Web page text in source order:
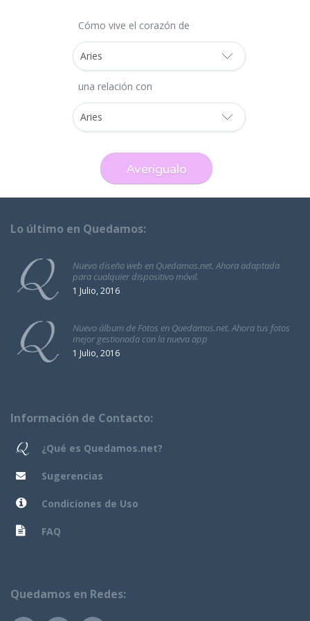
Cómo vive el corazón de
una relación con
Lo último en Quedamos:
Nuevo diseño web en Quedamos.net. Ahora adaptada
para cualquier dispositivo móvil.
1 Julio, 2016
Nuevo álbum de Fotos en Quedamos.net. Ahora tus fotos
mejor gestionada con la nueva app
1 Julio, 2016
Información de Contacto:
¿Qué es Quedamos.net?
Sugerencias
Condiciones de Uso
FAQ
Quedamos en Redes: